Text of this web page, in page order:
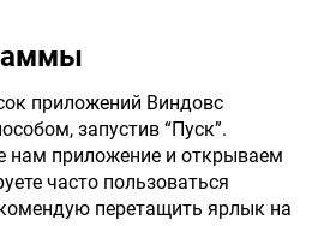
приложений Виндовс
запустив “Пуск”.
нам приложение и открываем
часто пользоваться
перетащить ярлык на